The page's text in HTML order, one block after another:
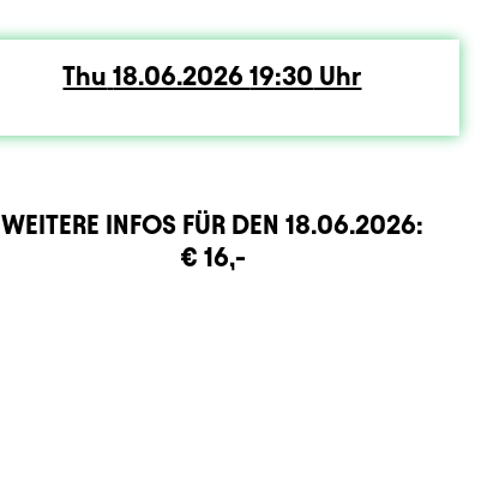
Thu Thursday
18.06.202619:30 Uhr
WEITERE INFOS FÜR DEN 18.06.2026:
€ 16,-